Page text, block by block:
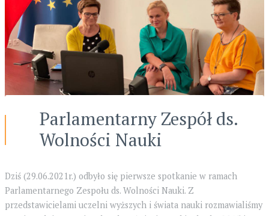
Parlamentarny Zespół ds.
Wolności Nauki
Dziś (29.06.2021r.) odbyło się pierwsze spotkanie w ramach
Parlamentarnego Zespołu ds. Wolności Nauki. Z
przedstawicielami uczelni wyższych i świata nauki rozmawialiśmy